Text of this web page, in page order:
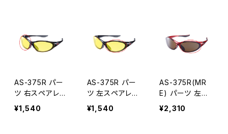
AS-375R パー
ツ 右スペアレン
ズ
¥1,540
AS-375R パー
ツ 左スペアレン
ズ
¥1,540
AS-375R(MR
E) パーツ 左レ
ンズ
¥2,310